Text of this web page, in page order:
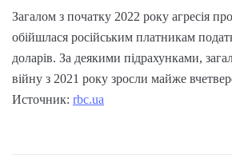
Загалом з початку 2022 року агресія
обійшлася російським платникам
доларів. За деякими підрахунками,
війну з 2021 року зросли майже
Источник: rbc.ua